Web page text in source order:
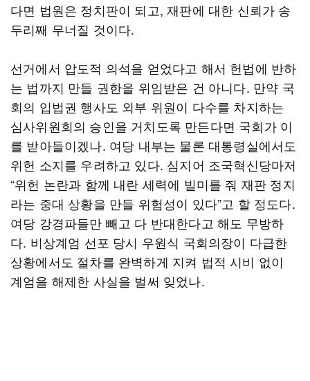
다면 법원은 정치판이 되고, 재판에 대한 신뢰가 송
두리째 무너질 것이다.
선거에서 압도적 의석을 얻었다고 해서 헌법에 반하
는 법까지 만들 권한을 위임받은 건 아니다. 만약 국
회의 입법권 행사도 외부 위원이 다수를 차지하는
심사위원회의 승인을 거치도록 만든다면 국회가 이
를 받아들이겠나. 여당 내부는 물론 대통령실에서도
위헌 소지를 우려하고 있다. 심지어 조국혁신당마저
“위헌 논란과 함께 내란 세력에 빌미를 줘 재판 정지
라는 중대 상황을 만들 위험성이 있다”고 할 정도다.
여당 강경파들만 빼고 다 반대한다고 해도 무방하
다. 비상계엄 선포 당시 우원식 국회의장이 다급한
상황에서도 절차를 완벽하게 지켜 법적 시비 없이
계엄을 해제한 사실을 벌써 잊었나.